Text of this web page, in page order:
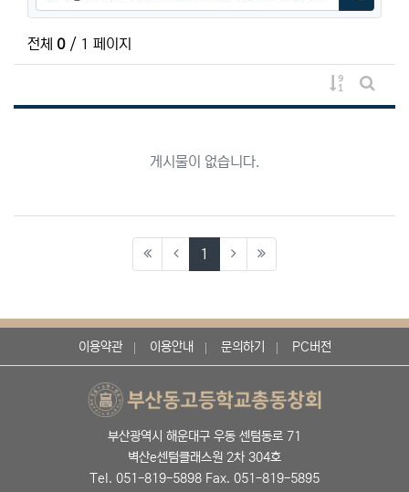
검색하기
전체 0 / 1 페이지
게시물 정렬
게시판
게시물이 없습니다.
1 (current)
이용약관 이용안내 문의하기 PC버전
부산광역시 해운대구 우동 센텀동로 71
벽산e센텀클래스원 2차 304호
Tel. 051-819-5898 Fax. 051-819-5895